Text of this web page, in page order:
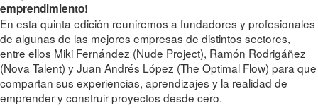
emprendimiento!
En esta quinta edición reuniremos a fundadores y profesionales
de algunas de las mejores empresas de distintos sectores,
entre ellos Miki Fernández (Nude Project), Ramón Rodrigáñez
(Nova Talent) y Juan Andrés López (The Optimal Flow) para que
compartan sus experiencias, aprendizajes y la realidad de
emprender y construir proyectos desde cero.